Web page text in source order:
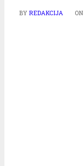
BYREDAKCIJA ON